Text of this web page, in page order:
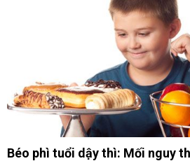
Béo phì tuổi dậy thì: Mối nguy